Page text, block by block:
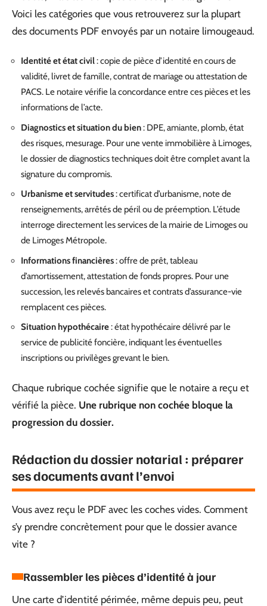
Voici les catégories que vous retrouverez sur la plupart
des documents PDF envoyés par un notaire limougeaud.
Identité et état civil: copie de pièce d’identité en cours de
validité, livret de famille, contrat de mariage ou attestation de
PACS. Le notaire vérifie la concordance entre ces pièces et les
informations de l’acte.
Diagnostics et situation du bien: DPE, amiante, plomb, état
des risques, mesurage. Pour une vente immobilière à Limoges,
le dossier de diagnostics techniques doit être complet avant la
signature du compromis.
Urbanisme et servitudes: certificat d’urbanisme, note de
renseignements, arrêtés de péril ou de préemption. L’étude
interroge directement les services de la mairie de Limoges ou
de Limoges Métropole.
Informations financières: offre de prêt, tableau
d’amortissement, attestation de fonds propres. Pour une
succession, les relevés bancaires et contrats d’assurance-vie
remplacent ces pièces.
Situation hypothécaire: état hypothécaire délivré par le
service de publicité foncière, indiquant les éventuelles
inscriptions ou privilèges grevant le bien.
Chaque rubrique cochée signifie que le notaire a reçu et
vérifié la pièce. Une rubrique non cochée bloque la
progression du dossier.
Rédaction du dossier notarial : préparer
ses documents avant l’envoi
Vous avez reçu le PDF avec les coches vides. Comment
s’y prendre concrètement pour que le dossier avance
vite ?
Rassembler les pièces d’identité à jour
Une carte d’identité périmée, même depuis peu, peut